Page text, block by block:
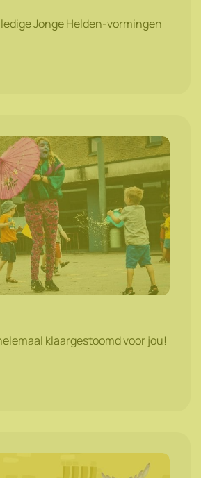
Jonge Helden-vormingen
klaargestoomd voor jou!